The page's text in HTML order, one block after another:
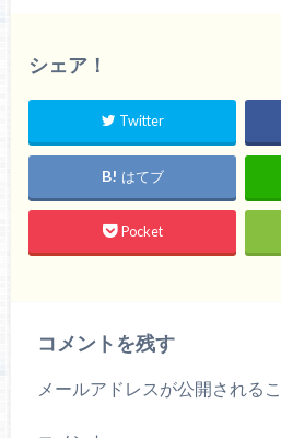
シェア！
Twitter
はてブ
Pocket
コメントを残す
メールアドレスが公開される